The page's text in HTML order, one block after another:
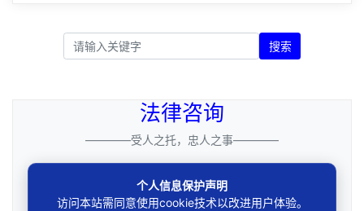
搜索
法律咨询
————受人之托，忠人之事————
个人信息保护声明
访问本站需同意使用cookie技术以改进用户体验。